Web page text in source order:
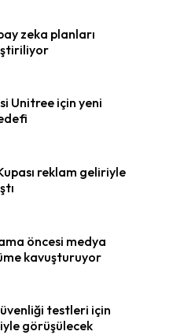
zeka planları
Unitree için yeni
reklam geliriyle
öncesi medya
kavuşturuyor
testleri için
görüşülecek